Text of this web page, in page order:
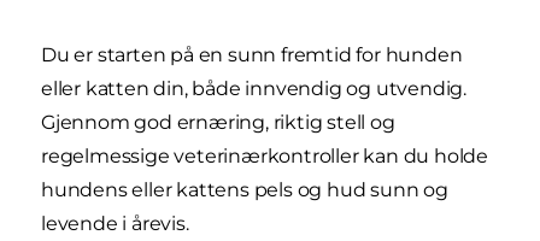
Du er starten på en sunn fremtid for hunden
eller katten din, både innvendig og utvendig.
Gjennom god ernæring, riktig stell og
regelmessige veterinærkontroller kan du holde
hundens eller kattens pels og hud sunn og
levende i årevis.